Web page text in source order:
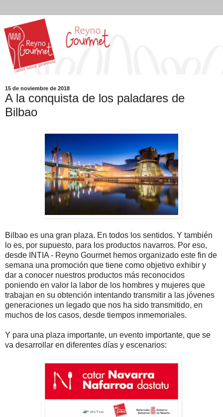
15 de noviembre de 2018
A la conquista de los paladares de
Bilbao
Bilbao es una gran plaza. En todos los sentidos. Y también
lo es, por supuesto, para los productos navarros. Por eso,
desde INTIA - Reyno Gourmet hemos organizado este fin de
semana una promoción que tiene como objetivo exhibir y
dar a conocer nuestros productos más reconocidos
poniendo en valor la labor de los hombres y mujeres que
trabajan en su obtención intentando transmitir a las jóvenes
generaciones un legado que nos ha sido transmitido, en
muchos de los casos, desde tiempos inmemoriales.
Y para una plaza importante, un evento importante, que se
va desarrollar en diferentes días y escenarios: